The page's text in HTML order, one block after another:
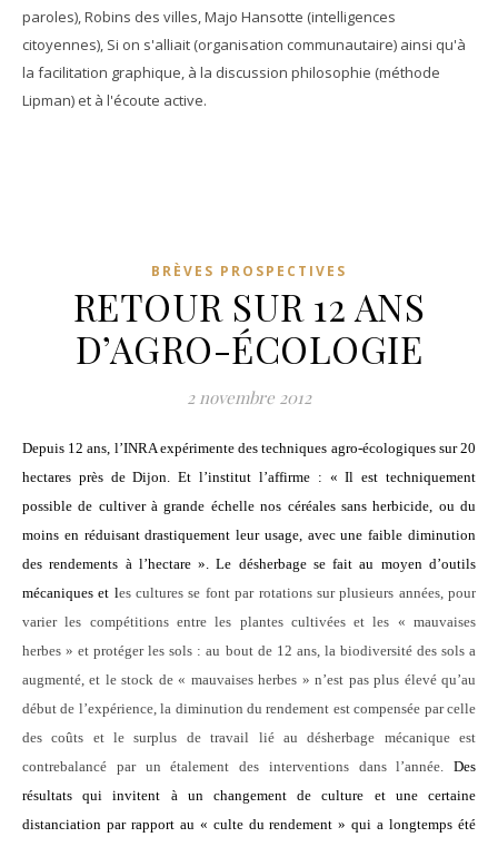
paroles), Robins des villes, Majo Hansotte (intelligences
citoyennes), Si on s'alliait (organisation communautaire) ainsi qu'à
la facilitation graphique, à la discussion philosophie (méthode
Lipman) et à l'écoute active.
BRÈVES PROSPECTIVES
RETOUR SUR 12 ANS
D’AGRO-ÉCOLOGIE
2 novembre 2012
Depuis 12 ans, l’INRA expérimente des techniques agro-écologiques sur 20
hectares près de Dijon. Et l’institut l’affirme : «Il est techniquement
possible de cultiver à grande échelle nos céréales sans herbicide, ou du
moins en réduisant drastiquement leur usage, avec une faible diminution
des rendements à l’hectare ». Le désherbage se fait au moyen d’outils
mécaniques et les cultures se font par rotations sur plusieurs années, pour
varier les compétitions entre les plantes cultivées et les « mauvaises
herbes » et protéger les sols : au bout de 12 ans, la biodiversité des sols a
augmenté, et le stock de « mauvaises herbes » n’est pas plus élevé qu’au
début de l’expérience, la diminution du rendement est compensée par celle
des coûts et le surplus de travail lié au désherbage mécanique est
contrebalancé par un étalement des interventions dans l’année. Des
résultats qui invitent à un changement de culture et une certaine
distanciation par rapport au « culte du rendement » qui a longtemps été